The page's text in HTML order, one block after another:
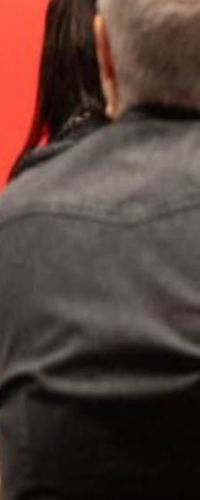
junts
i principals indicadors
Bonds
financer que recolza les